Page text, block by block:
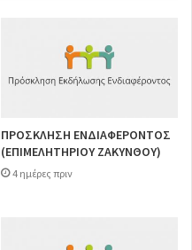
ΠΡΟΣΚΛΗΣΗ ΕΝΔΙΑΦΕΡΟΝΤΟΣ
(ΕΠΙΜΕΛΗΤΗΡΙΟΥ ΖΑΚΥΝΘΟΥ)
4 ημέρες πριν